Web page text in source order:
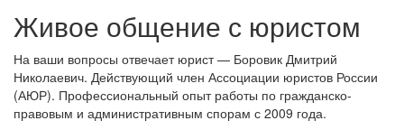
Живое общение с юристом
На ваши вопросы отвечает юрист — Боровик Дмитрий
Николаевич. Действующий член Ассоциации юристов России
(АЮР). Профессиональный опыт работы по гражданско-
правовым и административным спорам с 2009 года.